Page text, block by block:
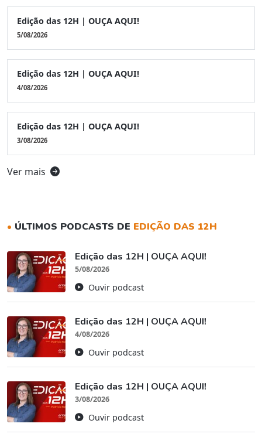
Edição das 12H | OUÇA AQUI!
5/08/2026
Edição das 12H | OUÇA AQUI!
4/08/2026
Edição das 12H | OUÇA AQUI!
3/08/2026
Ver mais
• ÚLTIMOS PODCASTS DE EDIÇÃO DAS 12H
Edição das 12H | OUÇA AQUI!
5/08/2026
Ouvir podcast
Edição das 12H | OUÇA AQUI!
4/08/2026
Ouvir podcast
Edição das 12H | OUÇA AQUI!
3/08/2026
Ouvir podcast